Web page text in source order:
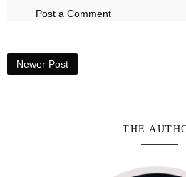
Post a Comment
Newer Post
THE